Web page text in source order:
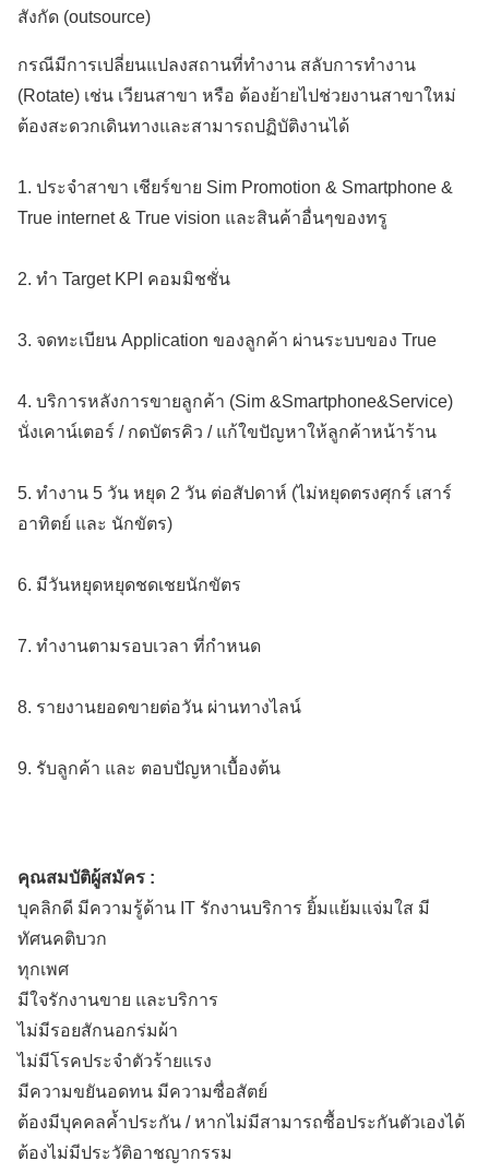
สังกัด (outsource)
กรณีมีการเปลี่ยนแปลงสถานที่ทำงาน สลับการทำงาน
(Rotate) เช่น เวียนสาขา หรือ ต้องย้ายไปช่วยงานสาขาใหม่
ต้องสะดวกเดินทางและสามารถปฏิบัติงานได้
1. ประจำสาขา เชียร์ขาย Sim Promotion & Smartphone &
True internet & True vision และสินค้าอื่นๆของทรู
2. ทำ Target KPI คอมมิชชั่น
3. จดทะเบียน Application ของลูกค้า ผ่านระบบของ True
4. บริการหลังการขายลูกค้า (Sim &Smartphone&Service)
นั่งเคาน์เตอร์ / กดบัตรคิว / แก้ใขปัญหาให้ลูกค้าหน้าร้าน
5. ทำงาน 5 วัน หยุด 2 วัน ต่อสัปดาห์ (ไม่หยุดตรงศุกร์ เสาร์
อาทิตย์ และ นักขัตร)
6. มีวันหยุดหยุดชดเชยนักขัตร
7. ทำงานตามรอบเวลา ที่กำหนด
8. รายงานยอดขายต่อวัน ผ่านทางไลน์
9. รับลูกค้า และ ตอบปัญหาเบื้องต้น
คุณสมบัติผู้สมัคร :
บุคลิกดี มีความรู้ด้าน IT รักงานบริการ ยิ้มแย้มแจ่มใส มี
ทัศนคติบวก
ทุกเพศ
มีใจรักงานขาย และบริการ
ไม่มีรอยสักนอกร่มผ้า
ไม่มีโรคประจำตัวร้ายแรง
มีความขยันอดทน มีความซื่อสัตย์
ต้องมีบุคคลค้ำประกัน / หากไม่มีสามารถซื้อประกันตัวเองได้
ต้องไม่มีประวัติอาชญากรรม